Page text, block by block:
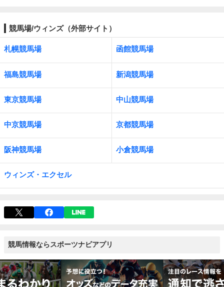
競馬場/ウィンズ（外部サイト）
札幌競馬場 函館競馬場
福島競馬場 新潟競馬場
東京競馬場 中山競馬場
中京競馬場 京都競馬場
阪神競馬場 小倉競馬場
ウィンズ・エクセル
競馬情報ならスポーツナビアプリ